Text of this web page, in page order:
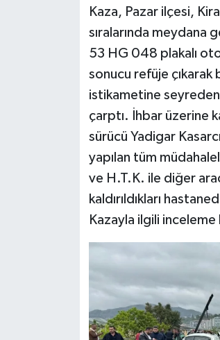
Kaza, Pazar ilçesi,
sıralarında meydana
53 HG 048 plakalı
sonucu refüje çıkarak
istikametine
çarptı. İhbar üzerine
sürücü Yadigar
yapılan tüm
ve H.T.K. ile diğer
kaldırıldıkları
Kazayla ilgili inceleme